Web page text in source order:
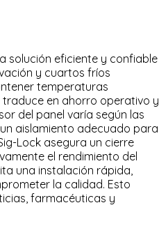
solución eficiente y confiable
y cuartos fríos
temperaturas
en ahorro operativo y
del panel varía según las
aislamiento adecuado para
Lock asegura un cierre
el rendimiento del
una instalación rápida,
la calidad. Esto
farmacéuticas y